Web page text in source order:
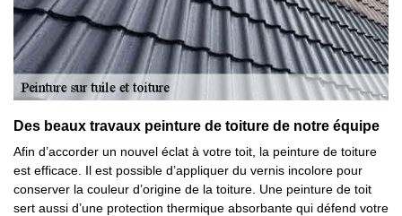
Des beaux travaux peinture de toiture de notre équipe
Afin d’accorder un nouvel éclat à votre toit, la peinture de toiture
est efficace. Il est possible d’appliquer du vernis incolore pour
conserver la couleur d’origine de la toiture. Une peinture de toit
sert aussi d’une protection thermique absorbante qui défend votre